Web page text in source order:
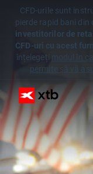
CFD-urile sunt
pierde rapid bani din
investitorilor de
CFD-uri cu acest
înțelegeți modul în
permite să vă